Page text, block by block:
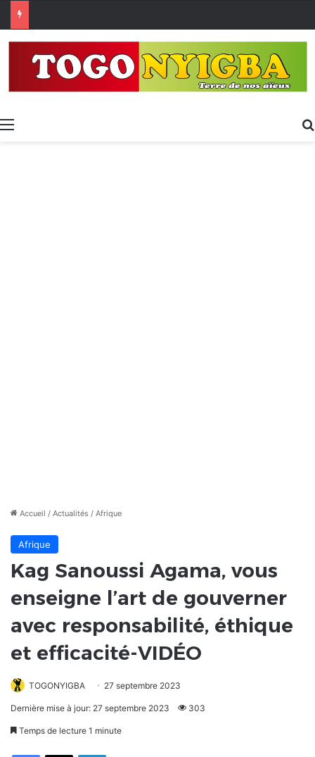
Menu
Accueil / Actualités / Afrique
Afrique
Kag Sanoussi Agama, vous
enseigne l’art de gouverner
avec responsabilité, éthique
et efficacité-VIDÉO
TOGONYIGBA 27 septembre 2023
Dernière mise à jour: 27 septembre 2023 303
Temps de lecture 1 minute
FacebookX Linkedin